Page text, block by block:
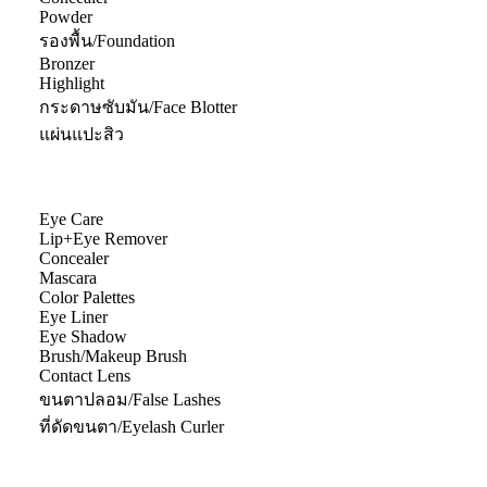
Powder
รองพื้น/Foundation
Bronzer
Highlight
กระดาษซับมัน/Face Blotter
แผ่นแปะสิว
Eye Care
Lip+Eye Remover
Concealer
Mascara
Color Palettes
Eye Liner
Eye Shadow
Brush/Makeup Brush
Contact Lens
ขนตาปลอม/False Lashes
ที่ดัดขนตา/Eyelash Curler